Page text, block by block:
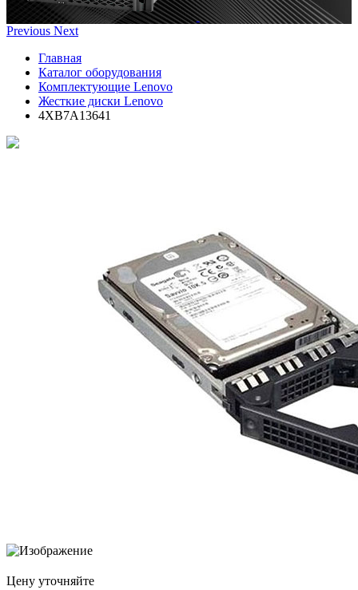
Previous Next
Главная
Каталог оборудования
Комплектующие Lenovo
Жесткие диски Lenovo
4XB7A13641
Цену уточняйте